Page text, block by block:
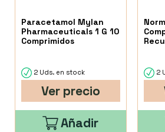
Paracetamol Mylan
Pharmaceuticals 1 G 10
Comprimidos
2 Uds. en stock
Ver precio
Añadir
2